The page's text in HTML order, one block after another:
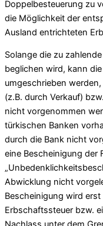
Doppelbesteuerung zu
die Möglichkeit der
Ausland entrichteten
Solange die zu
beglichen wird, kann
umgeschrieben
(z.B. durch Verkauf)
nicht vorgenommen
türkischen Banken
durch die Bank nicht
eine Bescheinigung der
Abwicklung nicht
Bescheinigung wird
Erbschaftssteuer bzw.